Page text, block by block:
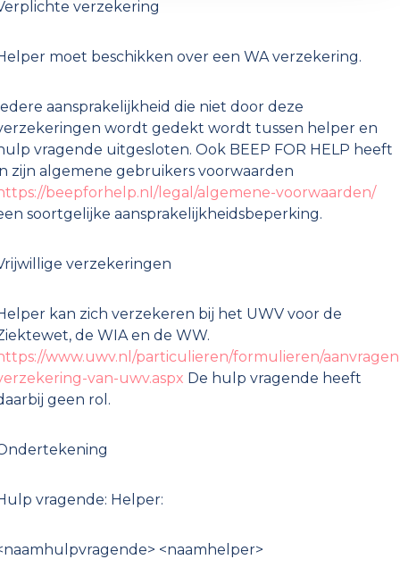
verzekering
moet beschikken over een WA verzekering.
aansprakelijkheid die niet door deze
wordt gedekt wordt tussen helper en
vragende uitgesloten. Ook BEEP FOR HELP heeft
zijn algemene gebruikers voorwaarden
beepforhelp.nl/legal/algemene-voorwaarden/
soortgelijke aansprakelijkheidsbeperking.
verzekeringen
kan zich verzekeren bij het UWV voor de
de WIA en de WW.
www.uwv.nl/particulieren/formulieren/
van-uwv.aspx De hulp vragende heeft
geen rol.
vragende: Helper:
<naamhelper>